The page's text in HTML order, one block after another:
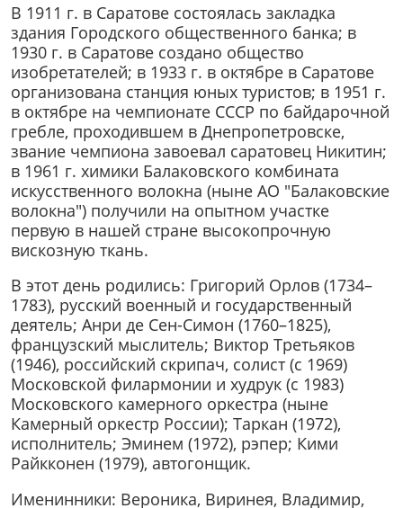
В 1911 г. в Саратове состоялась закладка
здания Городского общественного банка; в
1930 г. в Саратове создано общество
изобретателей; в 1933 г. в октябре в Саратове
организована станция юных туристов; в 1951 г.
в октябре на чемпионате СССР по байдарочной
гребле, проходившем в Днепропетровске,
звание чемпиона завоевал саратовец Никитин;
в 1961 г. химики Балаковского комбината
искусственного волокна (ныне АО "Балаковские
волокна") получили на опытном участке
первую в нашей стране высокопрочную
вискозную ткань.
В этот день родились: Григорий Орлов (1734–
1783), русский военный и государственный
деятель; Анри де Сен-Симон (1760–1825),
французский мыслитель; Виктор Третьяков
(1946), российский скрипач, солист (с 1969)
Московской филармонии и худрук (с 1983)
Московского камерного оркестра (ныне
Камерный оркестр России); Таркан (1972),
исполнитель; Эминем (1972), рэпер; Кими
Райкконен (1979), автогонщик.
Именинники: Вероника, Виринея, Владимир,